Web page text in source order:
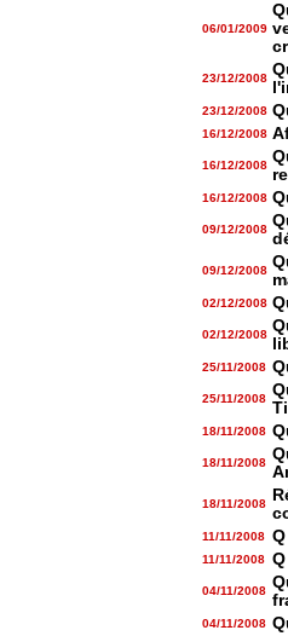
06/01/2009
23/12/2008
23/12/2008
16/12/2008
16/12/2008
16/12/2008
09/12/2008
09/12/2008
02/12/2008
02/12/2008
25/11/2008
25/11/2008
18/11/2008
18/11/2008
18/11/2008
11/11/2008
11/11/2008
04/11/2008
04/11/2008